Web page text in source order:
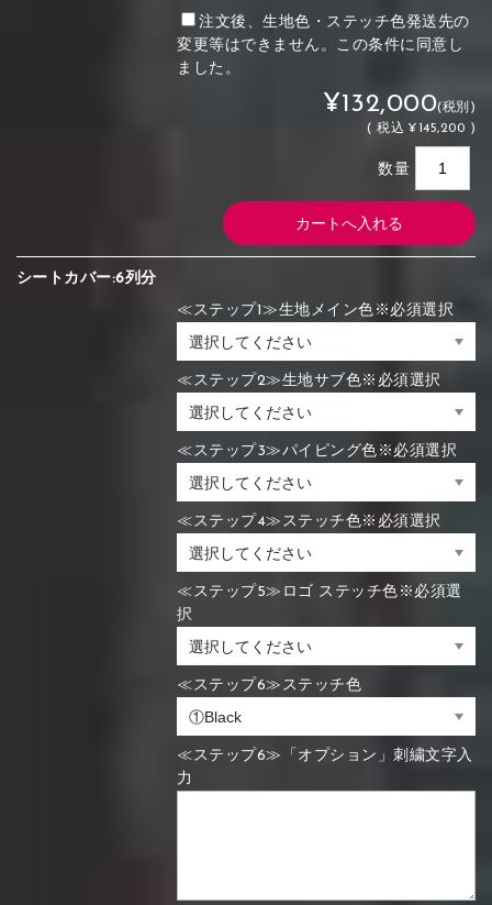
注文後、生地色・ステッチ色発送先の
変更等はできません。この条件に同意し
ました。
¥132,000(税別)
(税込 ¥145,200 )
数量
シートカバー:6列分
≪ステップ1≫生地メイン色※必須選択
≪ステップ2≫生地サブ色※必須選択
≪ステップ3≫パイピング色※必須選択
≪ステップ4≫ステッチ色※必須選択
≪ステップ5≫ロゴ ステッチ色※必須選
択
≪ステップ6≫ステッチ色
≪ステップ6≫「オプション」刺繍文字入
力